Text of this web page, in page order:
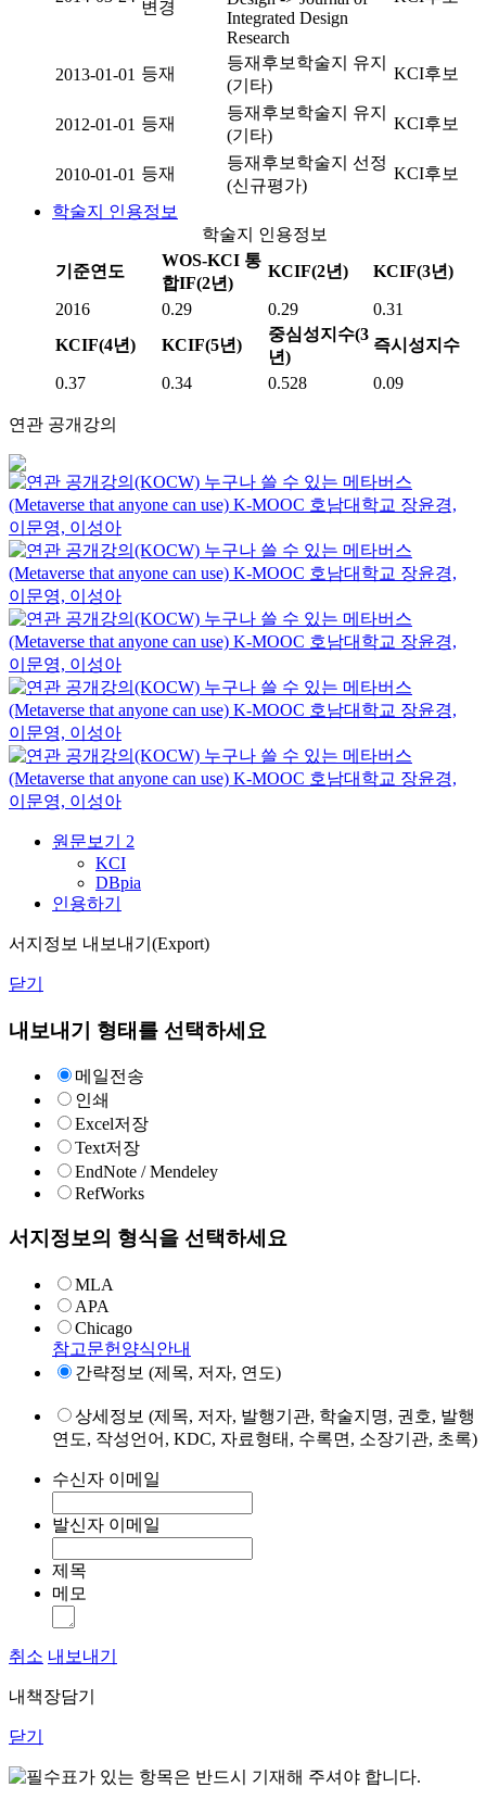
변경
Integrated Design
Research
2013-01-01 등재
등재후보학술지 유지
(기타)
KCI후보
2012-01-01 등재
등재후보학술지 유지
(기타)
KCI후보
2010-01-01 등재
등재후보학술지 선정
(신규평가)
KCI후보
학술지 인용정보
학술지 인용정보
기준연도
WOS-KCI 통
합IF(2년)
KCIF(2년) KCIF(3년)
2016 0.29 0.29
0.31
KCIF(4년)
KCIF(5년)
중심성지수(3
년)
즉시성지수
0.37 0.34 0.528 0.09
연관 공개강의
누구나 쓸 수 있는 메타버스
(Metaverse that anyone can use) K-MOOC 호남대학교 장윤경,
이문영, 이성아
누구나 쓸 수 있는 메타버스
(Metaverse that anyone can use) K-MOOC 호남대학교 장윤경,
이문영, 이성아
누구나 쓸 수 있는 메타버스
(Metaverse that anyone can use) K-MOOC 호남대학교 장윤경,
이문영, 이성아
누구나 쓸 수 있는 메타버스
(Metaverse that anyone can use) K-MOOC 호남대학교 장윤경,
이문영, 이성아
누구나 쓸 수 있는 메타버스
(Metaverse that anyone can use) K-MOOC 호남대학교 장윤경,
이문영, 이성아
원문보기 2
KCI
DBpia
인용하기
서지정보 내보내기(Export)
닫기
내보내기 형태를 선택하세요
메일전송
인쇄
Excel저장
Text저장
EndNote / Mendeley
RefWorks
서지정보의 형식을 선택하세요
MLA
APA
Chicago
참고문헌양식안내
간략정보 (제목, 저자, 연도)
상세정보 (제목, 저자, 발행기관, 학술지명, 권호, 발행
연도, 작성언어, KDC, 자료형태, 수록면, 소장기관, 초록)
수신자 이메일
발신자 이메일
제목
메모
취소 내보내기
내책장담기
닫기
표가 있는 항목은 반드시 기재해 주셔야 합니다.